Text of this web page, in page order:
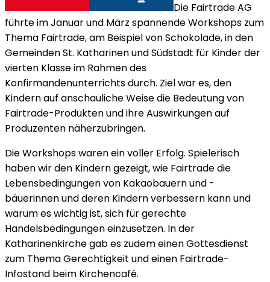
Die Fairtrade AG
führte im Januar und März spannende Workshops zum
Thema Fairtrade, am Beispiel von Schokolade, in den
Gemeinden St. Katharinen und Südstadt für Kinder der
vierten Klasse im Rahmen des
Konfirmandenunterrichts durch. Ziel war es, den
Kindern auf anschauliche Weise die Bedeutung von
Fairtrade-Produkten und ihre Auswirkungen auf
Produzenten näherzubringen.
Die Workshops waren ein voller Erfolg. Spielerisch
haben wir den Kindern gezeigt, wie Fairtrade die
Lebensbedingungen von Kakaobauern und -
bäuerinnen und deren Kindern verbessern kann und
warum es wichtig ist, sich für gerechte
Handelsbedingungen einzusetzen. In der
Katharinenkirche gab es zudem einen Gottesdienst
zum Thema Gerechtigkeit und einen Fairtrade-
Infostand beim Kirchencafé.